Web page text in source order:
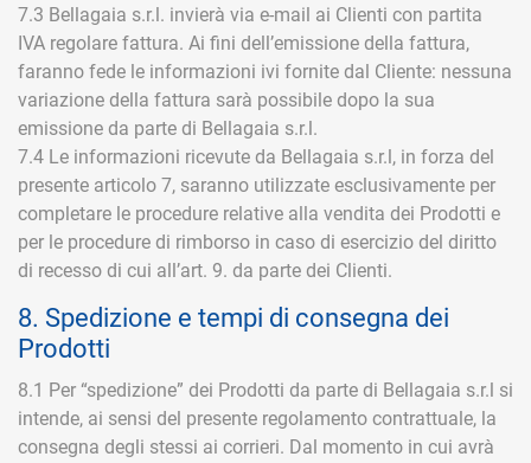
7.3 Bellagaia s.r.l. invierà via e-mail ai Clienti con partita
IVA regolare fattura. Ai fini dell’emissione della fattura,
faranno fede le informazioni ivi fornite dal Cliente: nessuna
variazione della fattura sarà possibile dopo la sua
emissione da parte di Bellagaia s.r.l.
7.4 Le informazioni ricevute da Bellagaia s.r.l, in forza del
presente articolo 7, saranno utilizzate esclusivamente per
completare le procedure relative alla vendita dei Prodotti e
per le procedure di rimborso in caso di esercizio del diritto
di recesso di cui all’art. 9. da parte dei Clienti.
8. Spedizione e tempi di consegna dei
Prodotti
8.1 Per “spedizione” dei Prodotti da parte di Bellagaia s.r.l si
intende, ai sensi del presente regolamento contrattuale, la
consegna degli stessi ai corrieri. Dal momento in cui avrà